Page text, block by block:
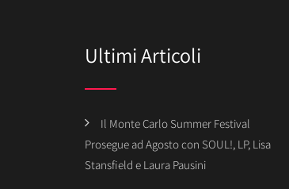
Ultimi Articoli
Il Monte Carlo Summer Festival
Prosegue ad Agosto con SOUL!, LP, Lisa
Stansfield e Laura Pausini